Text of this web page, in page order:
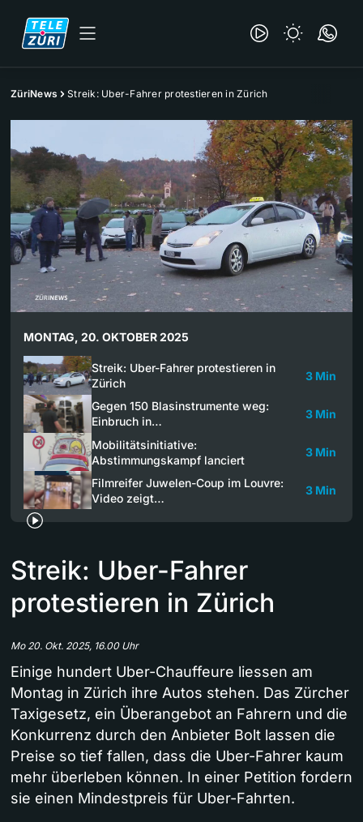
ZüriNews Streik: Uber-Fahrer protestieren in Zürich
MONTAG, 20. OKTOBER 2025
Streik: Uber-Fahrer protestieren in
Zürich
3 Min
Gegen 150 Blasinstrumente weg:
Einbruch in…
3 Min
Mobilitätsinitiative:
Abstimmungskampf lanciert
3 Min
Filmreifer Juwelen-Coup im Louvre:
Video zeigt…
3 Min
Streik: Uber-Fahrer
protestieren in Zürich
Mo 20. Okt. 2025, 16.00 Uhr
Einige hundert Uber-Chauffeure liessen am
Montag in Zürich ihre Autos stehen. Das Zürcher
Taxigesetz, ein Überangebot an Fahrern und die
Konkurrenz durch den Anbieter Bolt lassen die
Preise so tief fallen, dass die Uber-Fahrer kaum
mehr überleben können. In einer Petition fordern
sie einen Mindestpreis für Uber-Fahrten.